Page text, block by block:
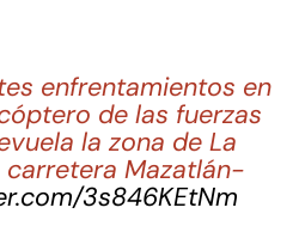
enfrentamientos en
de las fuerzas
la zona de La
carretera Mazatlán-
3s846KEtNm